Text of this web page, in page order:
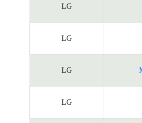
LG
LG
LG
LG